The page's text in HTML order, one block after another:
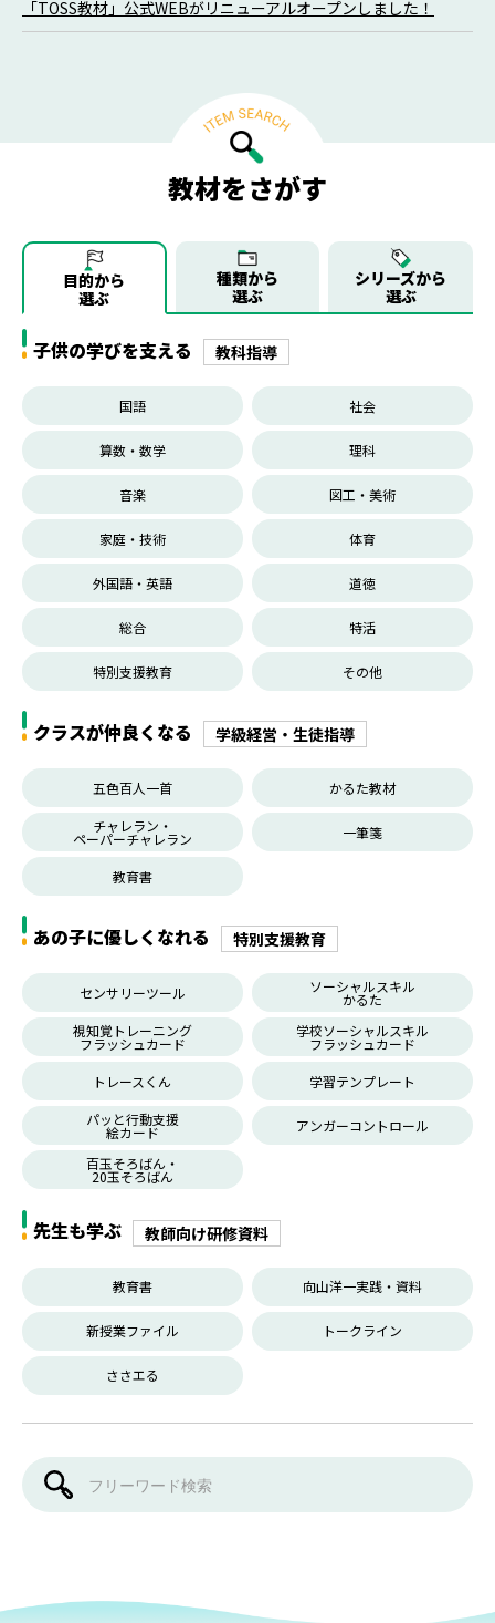
「TOSS教材」公式WEBがリニューアルオープンしました！
教材をさがす
目的から
選ぶ
種類から
選ぶ
シリーズから
選ぶ
子供の学びを支える 教科指導
国語 社会
算数・数学 理科
音楽 図工・美術
家庭・技術 体育
外国語・英語 道徳
総合 特活
特別支援教育 その他
クラスが仲良くなる 学級経営・生徒指導
五色百人一首
かるた教材
チャレラン・
ペーパーチャレラン 一筆箋
教育書
あの子に優しくなれる 特別支援教育
センサリーツール ソーシャルスキル
かるた
視知覚トレーニング
フラッシュカード
学校ソーシャルスキル
フラッシュカード
トレースくん
学習テンプレート
パッと行動支援
絵カード
アンガーコントロール
百玉そろばん・
20玉そろばん
先生も学ぶ 教師向け研修資料
教育書 向山洋一実践・資料
新授業ファイル トークライン
ささエる